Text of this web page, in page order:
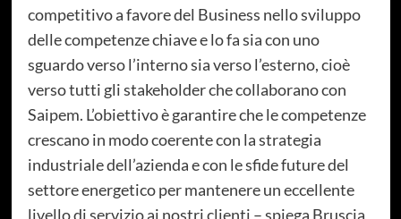
competitivo a favore del Business nello sviluppo
delle competenze chiave e lo fa sia con uno
sguardo verso l’interno sia verso l’esterno, cioè
verso tutti gli stakeholder che collaborano con
Saipem. L’obiettivo è garantire che le competenze
crescano in modo coerente con la strategia
industriale dell’azienda e con le sfide future del
settore energetico per mantenere un eccellente
livello di servizio ai nostri clienti – spiega Bruscia